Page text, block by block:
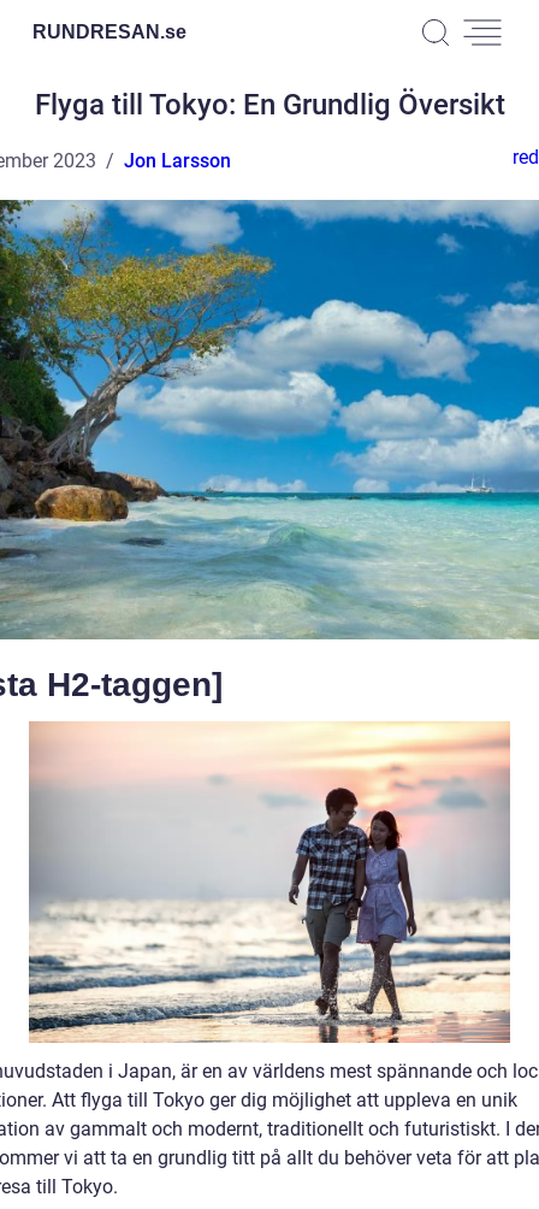
RUNDRESAN.se
Flyga till Tokyo: En Grundlig Översikt
2023 Jon Larsson
H2-taggen]
i Japan, är en av världens mest spännande och
Att flyga till Tokyo ger dig möjlighet att uppleva en unik
av gammalt och modernt, traditionellt och futuristiskt. I
vi att ta en grundlig titt på allt du behöver veta för att
till Tokyo.